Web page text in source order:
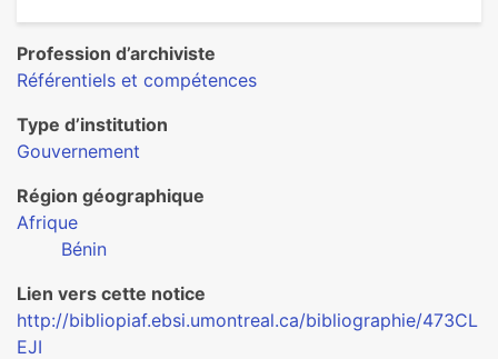
Profession d’archiviste
Référentiels et compétences
Type d’institution
Gouvernement
Région géographique
Afrique
Bénin
Lien vers cette notice
http://bibliopiaf.ebsi.umontreal.ca/bibliographie/473CL
EJI